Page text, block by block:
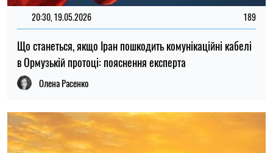
20:30, 19.05.2026 189
Що станеться, якщо Іран пошкодить комунікаційні кабелі
в Ормузькій протоці: пояснення експерта
Олена Расенко